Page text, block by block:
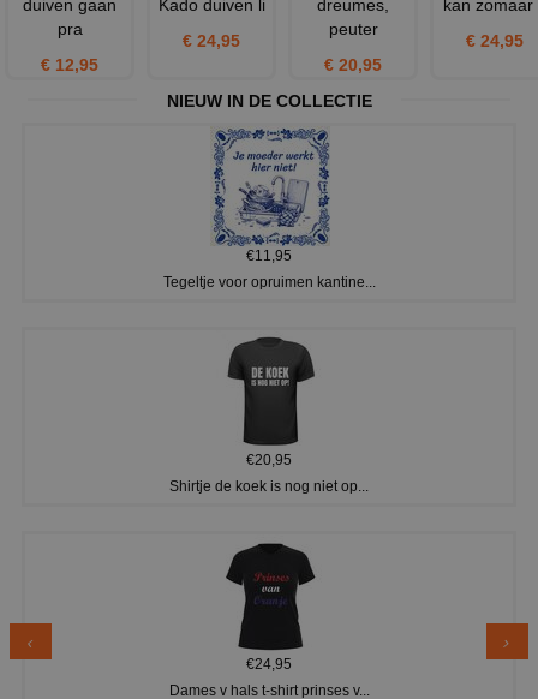
duiven gaan
pra
€ 12,95
Kado duiven li
€ 24,95
dreumes,
peuter
€ 20,95
kan zomaar
€ 24,95
NIEUW IN DE COLLECTIE
€11,95
Tegeltje voor opruimen kantine...
€20,95
Shirtje de koek is nog niet op...
€24,95
Dames v hals t-shirt prinses v...